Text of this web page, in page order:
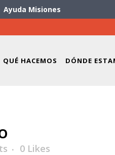
Ayuda Misiones
QUÉ HACEMOS DÓNDE
0 Likes